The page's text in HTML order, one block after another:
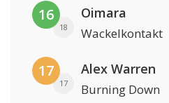
16
18
Oimara
Wackelkontakt
17
17
Alex Warren
Burning Down